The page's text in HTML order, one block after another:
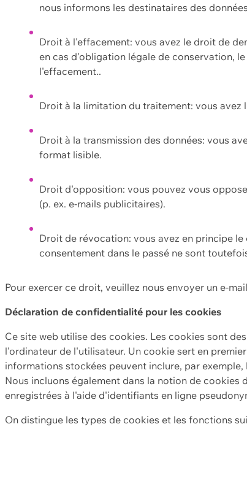
nous informons les destinataires des
Droit à l'effacement: vous avez le droit de
en cas d'obligation légale de conservation,
l'effacement..
Droit à la limitation du traitement: vous
Droit à la transmission des données: vous
format lisible.
Droit d'opposition: vous pouvez vous
(p. ex. e-mails publicitaires).
Droit de révocation: vous avez en principe
consentement dans le passé ne sont
Pour exercer ce droit, veuillez nous envoyer un e-
Déclaration de confidentialité pour les cookies
Ce site web utilise des cookies. Les cookies sont
l'ordinateur de l'utilisateur. Un cookie sert en
informations stockées peuvent inclure, par
Nous incluons également dans la notion de
enregistrées à l'aide d'identifiants en ligne
On distingue les types de cookies et les fonctions